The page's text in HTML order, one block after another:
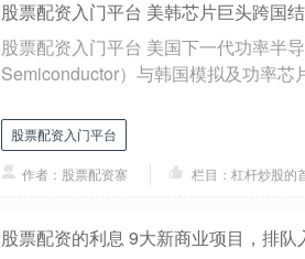
股票配资入门平台 美韩芯片巨头跨国
股票配资入门平台 美国下一代功率半
Semiconductor）与韩国模拟及功率
股票配资入门平台
作者：股票配资寨 栏目：杠杆炒股的
股票配资的利息 9大新商业项目，排队